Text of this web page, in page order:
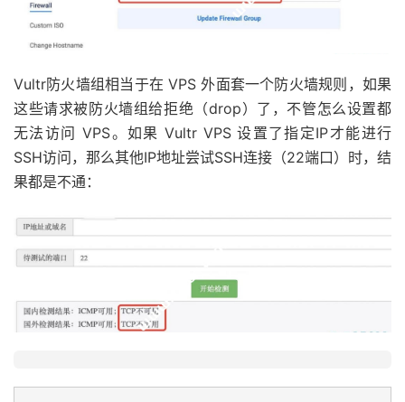
Vultr防火墙组相当于在 VPS 外面套一个防火墙规则，如果
这些请求被防火墙组给拒绝（drop）了，不管怎么设置都
无法访问 VPS。如果 Vultr VPS 设置了指定IP才能进行
SSH访问，那么其他IP地址尝试SSH连接（22端口）时，结
果都是不通：